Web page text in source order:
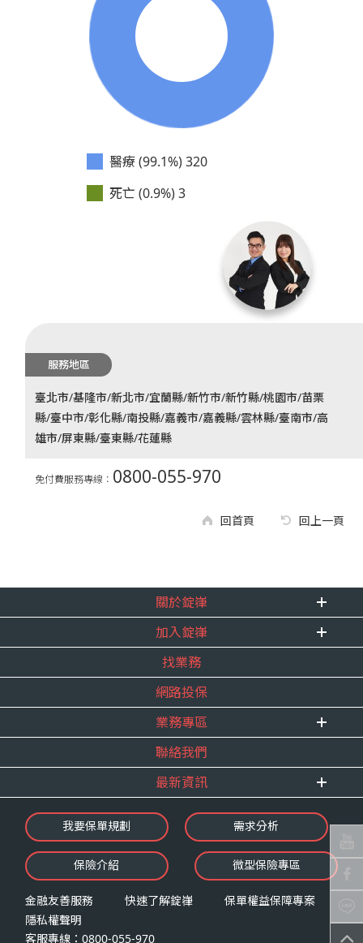
醫療 (99.1%) 320
死亡 (0.9%) 3
服務地區
臺北市/基隆市/新北市/宜蘭縣/新竹市/新竹縣/桃園市/苗栗
縣/臺中市/彰化縣/南投縣/嘉義市/嘉義縣/雲林縣/臺南市/高
雄市/屏東縣/臺東縣/花蓮縣
免付費服務專線： 0800-055-970
回首頁 回上一頁
關於錠嵂
企業資訊
重要事跡
得獎紀錄
服務宣言
合作夥伴
加入錠嵂
內勤招聘
精英招募
年度增員計畫
找業務
網路投保
業務專區
E 線資源網
聯絡我們
最新資訊
最新消息
錠嵂焦點
影音頻道
業務資源分享
我要保單規劃 需求分析
保險介紹 微型保險專區
金融友善服務 快速了解錠嵂
保單權益保障專案
隱私權聲明
客服專線：0800-055-970